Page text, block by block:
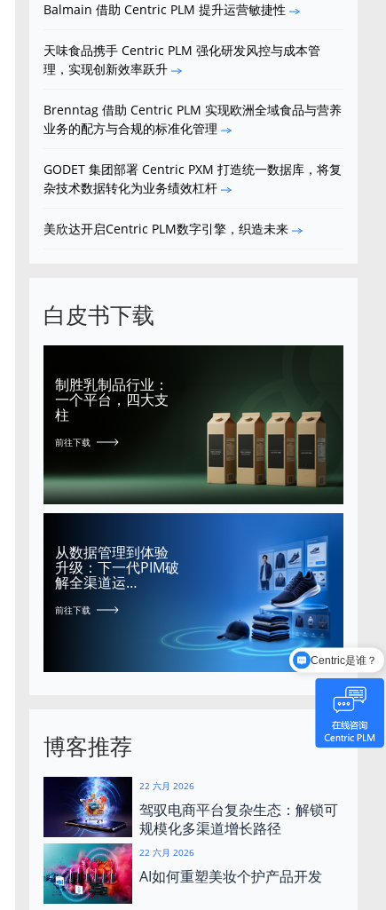
Balmain 借助 Centric PLM 提升运营敏捷性
天味食品携手 Centric PLM 强化研发风控与成本管
理，实现创新效率跃升
Brenntag 借助 Centric PLM 实现欧洲全域食品与营养
业务的配方与合规的标准化管理
GODET 集团部署 Centric PXM 打造统一数据库，将复
杂技术数据转化为业务绩效杠杆
美欣达开启Centric PLM数字引擎，织造未来
白皮书下载
制胜乳制品行业：
一个平台，四大支
柱
前往下载
从数据管理到体验
升级：下一代PIM破
解全渠道运…
前往下载
博客推荐
22 六月 2026
驾驭电商平台复杂生态：解锁可
规模化多渠道增长路径
22 六月 2026
AI如何重塑美妆个护产品开发
Centric是谁？